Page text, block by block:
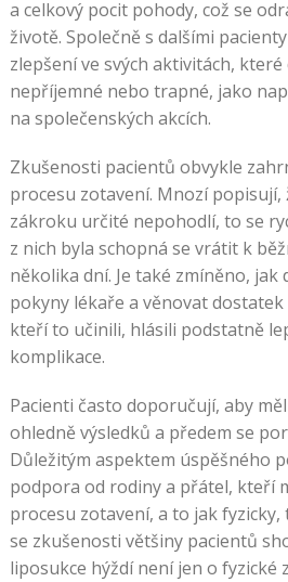
a celkový pocit pohody, což se
životě. Společně s dalšími
zlepšení ve svých aktivitách,
nepříjemné nebo trapné, jako
na společenských akcích.
Zkušenosti pacientů obvykle
procesu zotavení. Mnozí popisují,
zákroku určité nepohodlí, to se
z nich byla schopná se vrátit k
několika dní. Je také zmíněno,
pokyny lékaře a věnovat
kteří to učinili, hlásili podstatně
komplikace.
Pacienti často doporučují, aby
ohledně výsledků a předem se
Důležitým aspektem úspěšného
podpora od rodiny a přátel, kteří
procesu zotavení, a to jak fyzicky,
se zkušenosti většiny pacientů
liposukce hýždí není jen o fyzické